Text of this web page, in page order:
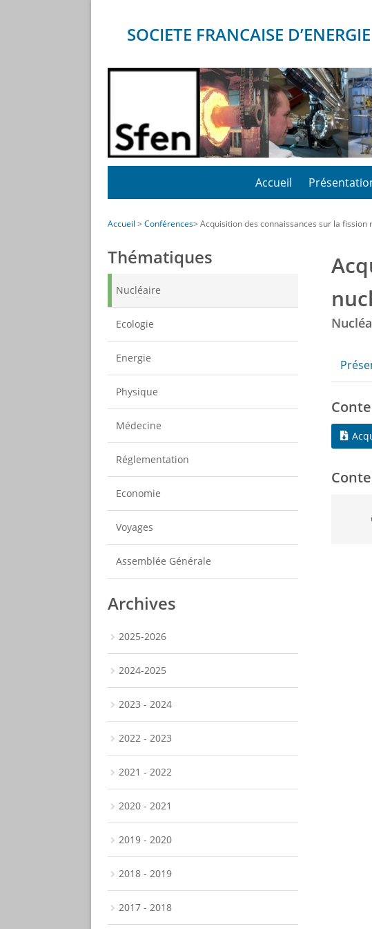
SOCIETE FRANCAISE
Accueil
Accueil Conférences Acquisition des connaissances sur la
Thématiques
Nucléaire
Ecologie
Energie
Physique
Médecine
Réglementation
Economie
Voyages
Assemblée Générale
Archives
2025-2026
2024-2025
2023 - 2024
2022 - 2023
2021 - 2022
2020 - 2021
2019 - 2020
2018 - 2019
2017 - 2018